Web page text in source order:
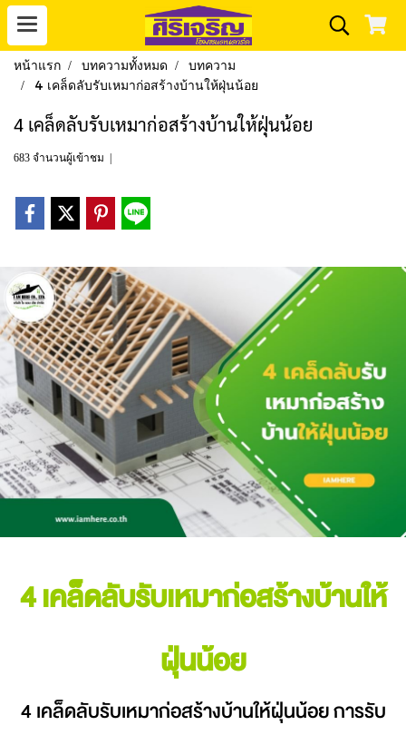
หน้าแรก บทความทั้งหมด
บทความ
4 เคล็ดลับรับเหมาก่อสร้างบ้านให้ฝุ่นน้อย
4 เคล็ดลับรับเหมาก่อสร้างบ้านให้ฝุ่นน้อย
683 จำนวนผู้เข้าชม
4 เคล็ดลับรับเหมาก่อสร้างบ้านให้
ฝุ่นน้อย
4 เคล็ดลับรับเหมาก่อสร้างบ้านให้ฝุ่นน้อย การรับ